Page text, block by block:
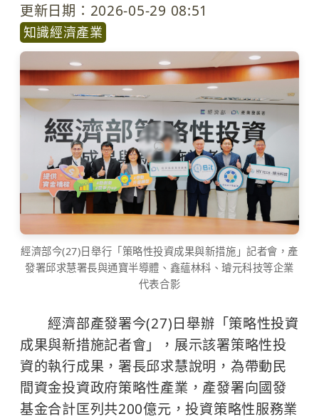
更新日期：2026-05-29 08:51
知識經濟產業
⌕
經濟部今(27)日舉行「策略性投資成果與新措施」記者會，產
發署邱求慧署長與通寶半導體、鑫蘊林科、璿元科技等企業
代表合影
經濟部產發署今(27)日舉辦「策略性投資
成果與新措施記者會」，展示該署策略性投
資的執行成果，署長邱求慧說明，為帶動民
間資金投資政府策略性產業，產發署向國發
基金合計匡列共200億元，投資策略性服務業